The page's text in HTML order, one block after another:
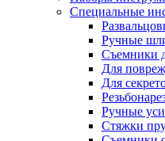
Специальные
Ручные
Съемники
Для
Для
Ручные
Стяжки